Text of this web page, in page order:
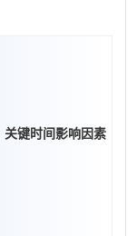
关键时间影响因素